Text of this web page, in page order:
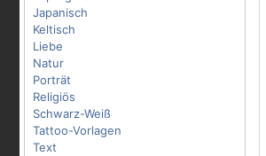
Japanisch
Keltisch
Liebe
Natur
Porträt
Religiös
Schwarz-Weiß
Tattoo-Vorlagen
Text